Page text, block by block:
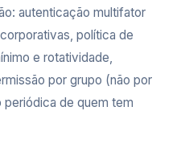
autenticação multifator
política de
e rotatividade,
por grupo (não por
periódica de quem tem